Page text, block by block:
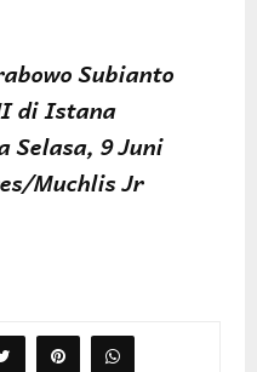
Subianto
di Istana
Selasa, 9 Juni
Muchlis Jr